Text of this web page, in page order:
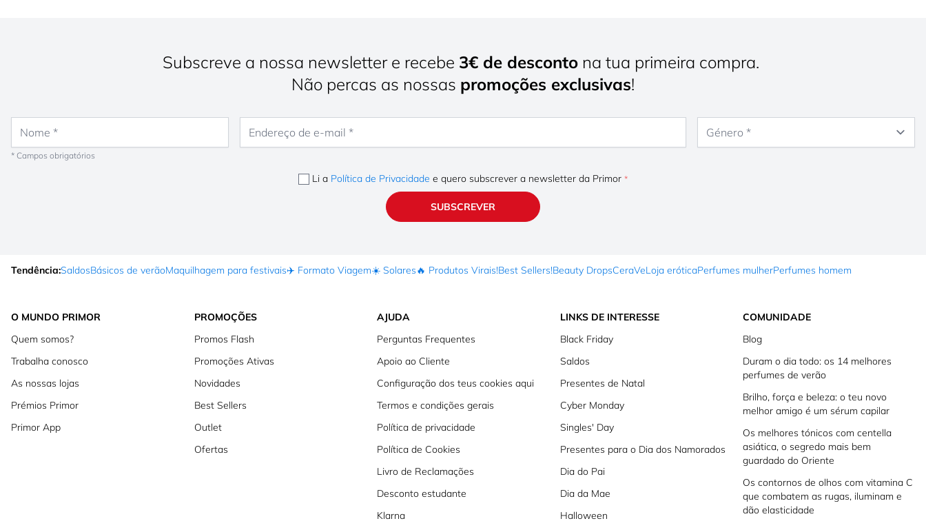
Subscreve a nossa newsletter e recebe 3€ de desconto na tua primeira compra.
Não percas as nossas promoções exclusivas!
* Campos obrigatórios
Li a Política de Privacidade e quero subscrever a newsletter da Primor
SUBSCREVER
Tendência:SaldosBásicos de verãoMaquilhagem para festivais✈️ Formato Viagem☀️ Solares🔥 Produtos Virais!Best Sellers!Beauty DropsCeraVeLoja eróticaPerfumes mulherPerfumes homem
O MUNDO PRIMOR
Quem somos?
Trabalha conosco
As nossas lojas
Prémios Primor
Primor App
PROMOÇÕES
Promos Flash
Promoções Ativas
Novidades
Best Sellers
Outlet
Ofertas
AJUDA
Perguntas Frequentes
Apoio ao Cliente
Configuração dos teus cookies aqui
Termos e condições gerais
Política de privacidade
Política de Cookies
Livro de Reclamações
Desconto estudante
Klarna
LINKS DE INTERESSE
Black Friday
Saldos
Presentes de Natal
Cyber Monday
Singles' Day
Presentes para o Dia dos Namorados
Dia do Pai
Dia da Mae
Halloween
COMUNIDADE
Blog
Duram o dia todo: os 14 melhores
perfumes de verão
Brilho, força e beleza: o teu novo
melhor amigo é um sérum capilar
Os melhores tónicos com centella
asiática, o segredo mais bem
guardado do Oriente
Os contornos de olhos com vitamina C
que combatem as rugas, iluminam e
dão elasticidade